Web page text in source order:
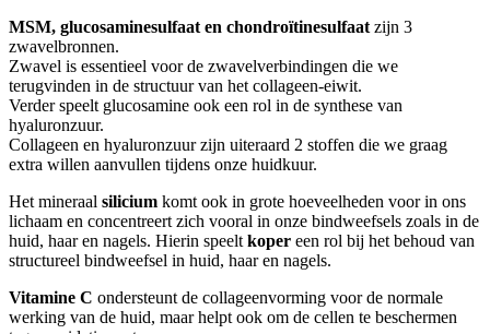
MSM, glucosaminesulfaat en chondroïtinesulfaat zijn 3
zwavelbronnen.
Zwavel is essentieel voor de zwavelverbindingen die we
terugvinden in de structuur van het collageen-eiwit.
Verder speelt glucosamine ook een rol in de synthese van
hyaluronzuur.
Collageen en hyaluronzuur zijn uiteraard 2 stoffen die we graag
extra willen aanvullen tijdens onze huidkuur.
Het mineraal silicium komt ook in grote hoeveelheden voor in ons
lichaam en concentreert zich vooral in onze bindweefsels zoals in de
huid, haar en nagels. Hierin speelt koper een rol bij het behoud van
structureel bindweefsel in huid, haar en nagels.
Vitamine C ondersteunt de collageenvorming voor de normale
werking van de huid, maar helpt ook om de cellen te beschermen